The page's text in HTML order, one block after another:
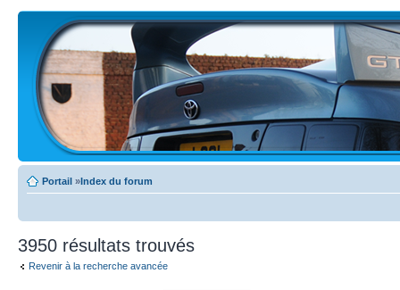
Portail »Index du forum
3950 résultats trouvés
Revenir à la recherche avancée